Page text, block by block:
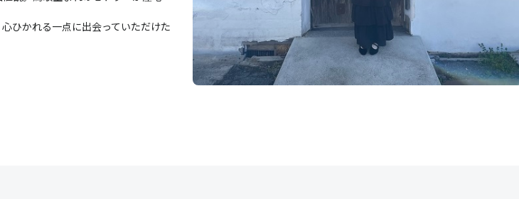
ひかれる一点に出会っていただけた